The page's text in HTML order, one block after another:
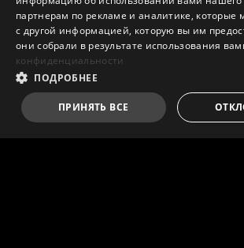
партнерам по рекламе и аналитике, которые
с другой информацией, которую вы им
они собрали в результате использования
конфиденциальности
ПОДРОБНЕЕ
ПРИНЯТЬ ВСЕ